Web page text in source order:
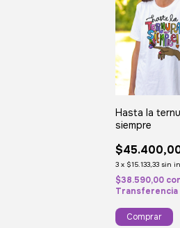
Hasta la
siempre
3 x $15.133,33 sin
$38.590,00
Transferencia
Comprar